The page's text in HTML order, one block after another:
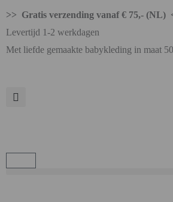
>> Gratis verzending vanaf € 75,- (NL)
Levertijd 1-2 werkdagen
Met liefde gemaakte babykleding in maat